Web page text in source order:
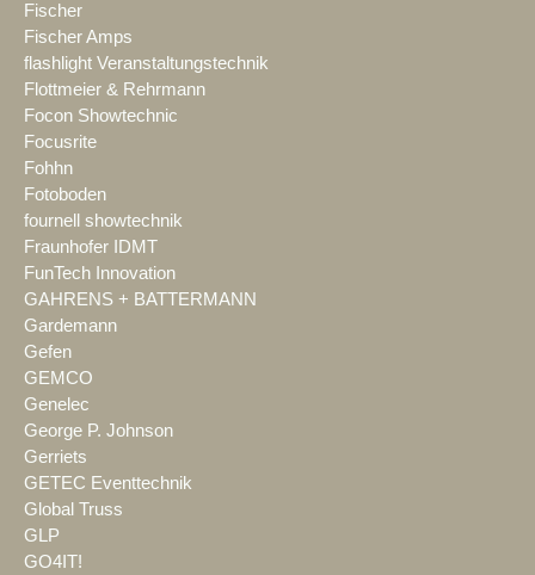
Fischer
Fischer Amps
flashlight Veranstaltungstechnik
Flottmeier & Rehrmann
Focon Showtechnic
Focusrite
Fohhn
Fotoboden
fournell showtechnik
Fraunhofer IDMT
FunTech Innovation
GAHRENS + BATTERMANN
Gardemann
Gefen
GEMCO
Genelec
George P. Johnson
Gerriets
GETEC Eventtechnik
Global Truss
GLP
GO4IT!